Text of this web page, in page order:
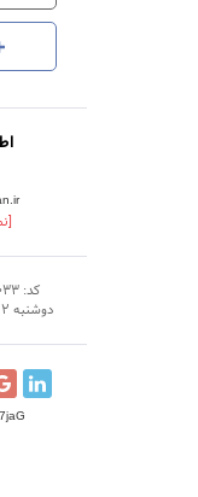
کد: 13950712147636033
دوشنبه 12 مهر 95 ساعت 10:35